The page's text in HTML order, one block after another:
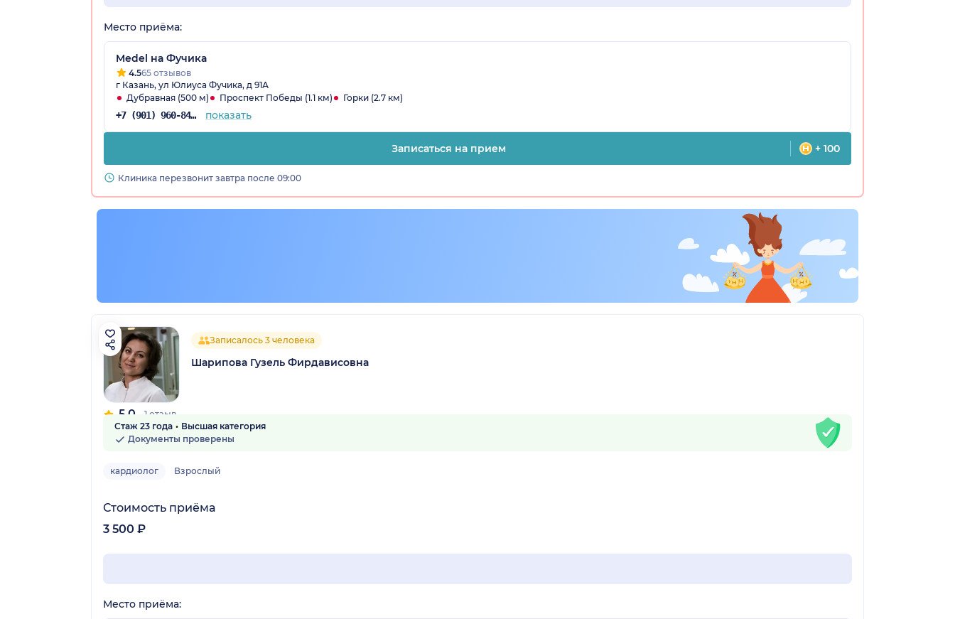
Место приёма:
Medel на Фучика
4.565 отзывов
г Казань, ул Юлиуса Фучика, д 91А
Дубравная (500 м)
Проспект Победы (1.1 км) Горки (2.7 км)
+7 (901) 960-84-71 показать
Записаться на прием + 100
Клиника перезвонит завтра после 09:00
5.0 1 отзыв
Записалось 3 человека
Шарипова Гузель Фирдависовна
Стаж 23 года
Высшая категория
Документы проверены
кардиолог Взрослый
Стоимость приёма
3 500 ₽
Место приёма: